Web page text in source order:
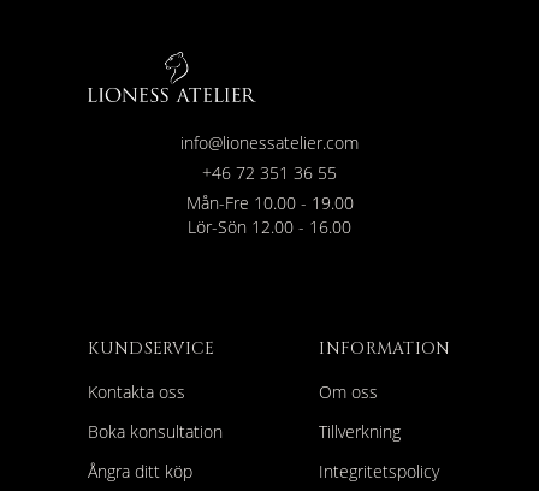
info@lionessatelier.com
+46 72 351 36 55
Mån-Fre 10.00 - 19.00
Lör-Sön 12.00 - 16.00
KUNDSERVICE
Kontakta oss
Boka konsultation
Ångra ditt köp
INFORMATION
Om oss
Tillverkning
Integritetspolicy